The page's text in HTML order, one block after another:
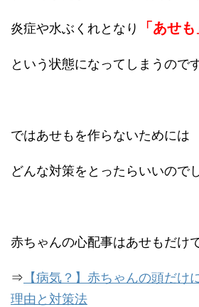
炎症や水ぶくれとなり 「あせも
という状態になってしまうので
ではあせもを作らないためには
どんな対策をとったらいいので
赤ちゃんの心配事はあせもだけ
⇒ 【病気？】赤ちゃんの頭だけ
理由と対策法